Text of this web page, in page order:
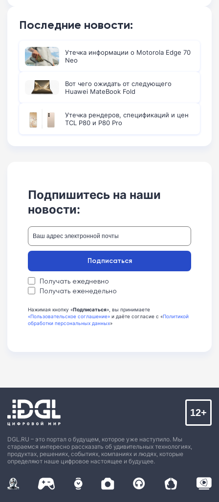
Последние новости:
Утечка информации о Motorola Edge 70
Neo
Вот чего ожидать от следующего
Huawei MateBook Fold
Утечка рендеров, спецификаций и цен
TCL P80 и P80 Pro
Подпишитесь на наши
новости:
Получать ежедневно
Получать еженедельно
Подписаться
Нажимая кнопку «Подписаться», вы принимаете
«Пользовательское соглашение» и даёте согласие с «Политикой
обработки персональных данных»
DGL.RU – это портал о будущем, которое уже наступило. Мы
стараемся интересно рассказать об удивительных технологиях,
продуктах, решениях, событиях, компаниях и людях, которые
определяют наше цифровое настоящее и будущее.
12+